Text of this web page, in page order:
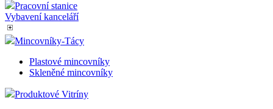
Pracovní stanice
Vybavení kanceláří
Mincovníky-Tácy
Plastové mincovníky
Skleněné mincovníky
Produktové Vitríny